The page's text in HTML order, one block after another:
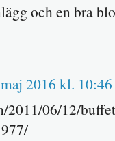
och en bra
2016 kl. 10:46
2011/06/12/